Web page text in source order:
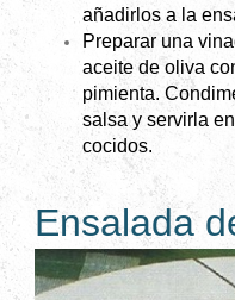
añadirlos a la
Preparar una
aceite de oliva
pimienta.
salsa y servirla
cocidos.
Ensalada